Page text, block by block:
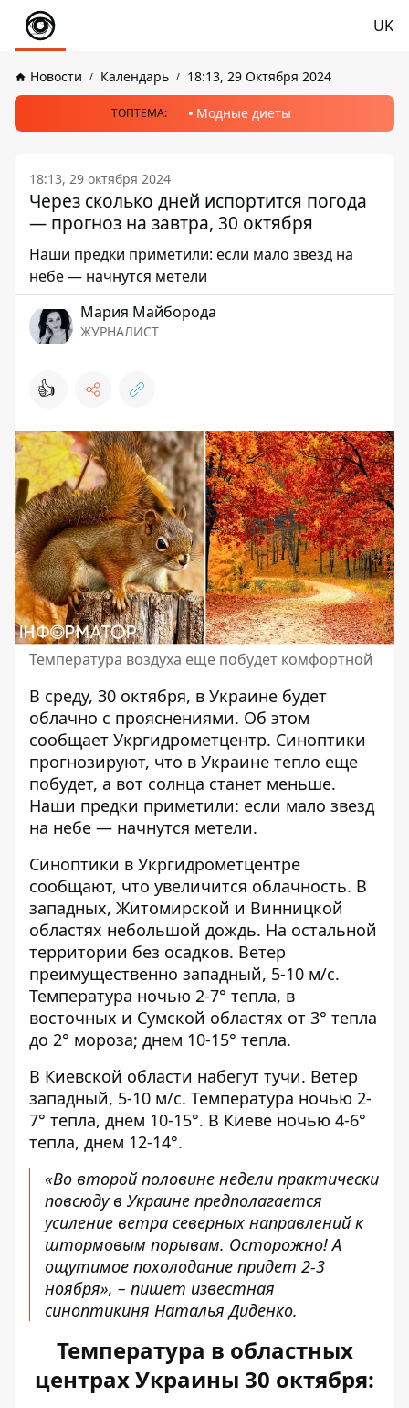
UK
Новости Календарь 18:13, 29 Октября 2024
ТОПТЕМА: Модные диеты
18:13, 29 октября 2024
Через сколько дней испортится погода
— прогноз на завтра, 30 октября
Наши предки приметили: если мало звезд на
небе — начнутся метели
Мария Майборода
ЖУРНАЛИСТ
👍
Температура воздуха еще побудет комфортной
В среду, 30 октября, в Украине будет
облачно с прояснениями. Об этом
сообщает Укргидрометцентр. Синоптики
прогнозируют, что в Украине тепло еще
побудет, а вот солнца станет меньше.
Наши предки приметили: если мало звезд
на небе — начнутся метели.
Синоптики в Укргидрометцентре
сообщают, что увеличится облачность. В
западных, Житомирской и Винницкой
областях небольшой дождь. На остальной
территории без осадков. Ветер
преимущественно западный, 5-10 м/с.
Температура ночью 2-7° тепла, в
восточных и Сумской областях от 3° тепла
до 2° мороза; днем 10-15° тепла.
В Киевской области набегут тучи. Ветер
западный, 5-10 м/с. Температура ночью 2-
7° тепла, днем ​​10-15°. В Киеве ночью 4-6°
тепла, днем ​​12-14°.
«Во второй половине недели практически
повсюду в Украине предполагается
усиление ветра северных направлений к
штормовым порывам. Осторожно! А
ощутимое похолодание придет 2-3
ноября», – пишет известная
синоптикиня Наталья Диденко.
Температура в областных
центрах Украины 30 октября: